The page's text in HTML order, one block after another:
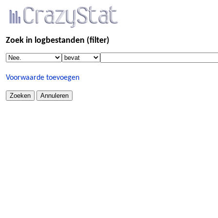
Zoek in logbestanden (filter)
Voorwaarde toevoegen